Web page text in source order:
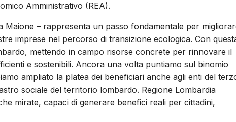
Amministrativo (REA).
Maione – rappresenta un passo fondamentale per
imprese nel percorso di transizione ecologica. Con
mettendo in campo risorse concrete per rinnovare il
e sostenibili. Ancora una volta puntiamo sul binomio
ampliato la platea dei beneficiari anche agli enti del
sociale del territorio lombardo. Regione Lombardia
mirate, capaci di generare benefici reali per cittadini,